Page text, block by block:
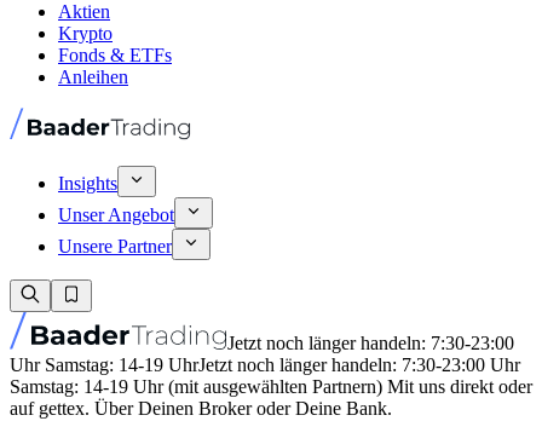
Aktien
Krypto
Fonds & ETFs
Anleihen
Insights
Unser Angebot
Unsere Partner
Jetzt noch länger handeln: 7:30-23:00
Uhr Samstag: 14-19 UhrJetzt noch länger handeln: 7:30-23:00 Uhr
Samstag: 14-19 Uhr (mit ausgewählten Partnern) Mit uns direkt oder
auf gettex. Über Deinen Broker oder Deine Bank.